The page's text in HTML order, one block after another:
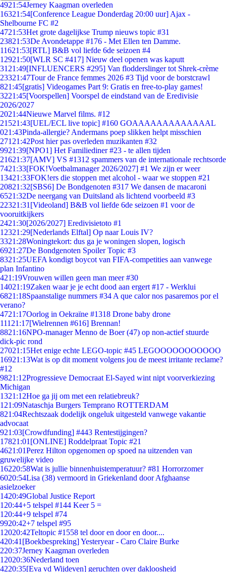
4921:54Jerney Kaagman overleden
16321:54[Conference League Donderdag 20:00 uur] Ajax -
Shelbourne FC #2
4721:53Het grote dagelijkse Trump nieuws topic #31
23821:53De Avondetappe #176 - Met Ellen ten Damme.
11621:53[RTL] B&B vol liefde 6de seizoen #4
12921:50[WLR SC #417] Nieuw deel openen was kaputt
31 21:49[INFLUENCERS #295] Van flodderslinger tot Shrek-crème
23321:47Tour de France femmes 2026 #3 Tijd voor de borstcrawl
821:45[gratis] Videogames Part 9: Gratis en free-to-play games!
3221:45[Voorspellen] Voorspel de eindstand van de Eredivisie
2026/2027
2021:44Nieuwe Marvel films. #12
21521:43[UEL/ECL live topic] #160 GOAAAAAAAAAAAAAL
021:43Pinda-allergie? Andermans poep slikken helpt misschien
271 21:42Post hier pas overleden muzikanten #32
9921:39[NPO1] Het Familiediner #23 - te allen tijden
21621:37[AMV] VS #1312 spammers van de internationale rechtsorde
7421:33[FOK!Voetbalmanager 2026/2027] #1 We zijn er weer
13421:33FOK!ers die stoppen met alcohol - waar we stoppen #21
20821:32[SBS6] De Bondgenoten #317 We dansen de macaroni
6521:32De neergang van Duitsland als lichtend voorbeeld #3
22321:31 [Videoland] B&B vol liefde 6de seizoen #1 voor de
vooruitkijkers
2421:30[2026/2027] Eredivisietoto #1
12321:29[Nederlands Elftal] Op naar Louis IV?
3321:28Woningtekort: dus ga je woningen slopen, logisch
6921:27De Bondgenoten Spoiler Topic #3
8321:25UEFA kondigt boycot van FIFA-competities aan vanwege
plan Infantino
421:19Vrouwen willen geen man meer #30
14021:19Zaken waar je je echt dood aan ergert #17 - Werklui
6821:18Spaanstalige nummers #34 A que calor nos pasaremos por el
verano?
4721:17Oorlog in Oekraïne #1318 Drone baby drone
111 21:17[Wielrennen #616] Brennan!
8821:16NPO-manager Menno de Boer (47) op non-actief stuurde
dick-pic rond
27021:15Het enige echte LEGO-topic #45 LEGOOOOOOOOOOO
16921:13Wat is op dit moment volgens jou de meest irritante reclame?
#12
9821:12Progressieve Democraat El-Sayed wint nipt voorverkiezing
Michigan
1321:12Hoe ga jij om met een relatiebreuk?
1 21:09Nataschja Burgers Temprano ROTTERDAM
821:04Rechtszaak dodelijk ongeluk uitgesteld vanwege vakantie
advocaat
921:03[Crowdfunding] #443 Rentestijgingen?
17821:01 [ONLINE] Roddelpraat Topic #21
4621:01Perez Hilton opgenomen op spoed na uitzenden van
gruwelijke video
16220:58Wat is jullie binnenhuistemperatuur? #81 Horrorzomer
6020:54Lisa (38) vermoord in Griekenland door Afghaanse
asielzoeker
1420:49Global Justice Report
1 20:44+5 telspel #144 Keer 5 =
1 20:44+9 telspel #74
9920:42+7 telspel #95
12020:42Teltopic #1558 tel door en door en door....
420:41 [Boekbespreking] Yesteryear - Caro Claire Burke
220:37Jerney Kaagman overleden
12020:36Nederland toen
4220:35[Eva vd Wijdeven] geruchten over dakloosheid